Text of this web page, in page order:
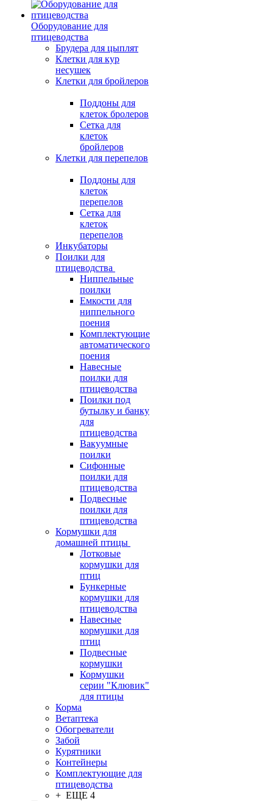
Оборудование для
птицеводства
Брудера для цыплят
Клетки для кур
несушек
Клетки для бройлеров
Поддоны для
клеток бролеров
Сетка для
клеток
бройлеров
Клетки для перепелов
Поддоны для
клеток
перепелов
Сетка для
клеток
перепелов
Инкубаторы
Поилки для
птицеводства
Ниппельные
поилки
Емкости для
ниппельного
поения
Комплектующие
автоматического
поения
Навесные
поилки для
птицеводства
Поилки под
бутылку и банку
для
птицеводства
Вакуумные
поилки
Сифонные
поилки для
птицеводства
Подвесные
поилки для
птицеводства
Кормушки для
домашней птицы
Лотковые
кормушки для
птиц
Бункерные
кормушки для
птицеводства
Навесные
кормушки для
птиц
Подвесные
кормушки
Кормушки
серии "Клювик"
для птицы
Корма
Ветаптека
Обогреватели
Забой
Курятники
Контейнеры
Комплектующие для
птицеводства
+ ЕЩЕ 4